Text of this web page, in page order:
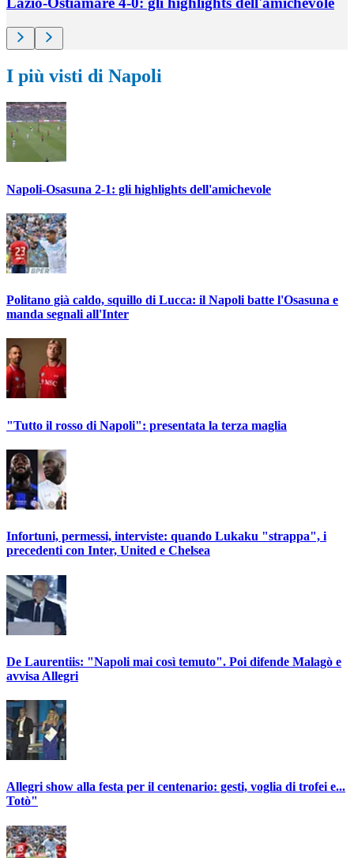
I più visti di Napoli
Napoli-Osasuna 2-1: gli highlights dell'amichevole
Politano già caldo, squillo di Lucca: il Napoli batte l'Osasuna e
manda segnali all'Inter
"Tutto il rosso di Napoli": presentata la terza maglia
Infortuni, permessi, interviste: quando Lukaku "strappa", i
precedenti con Inter, United e Chelsea
De Laurentiis: "Napoli mai così temuto". Poi difende Malagò e
avvisa Allegri
Allegri show alla festa per il centenario: gesti, voglia di trofei e...
Totò"